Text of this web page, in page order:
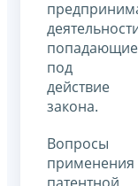
попадающие
под
действие
закона.
Вопросы
применения